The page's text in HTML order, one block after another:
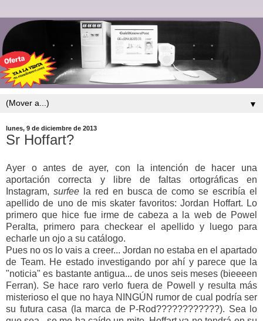
▼
lunes, 9 de diciembre de 2013
Sr Hoffart?
Ayer o antes de ayer, con la intención de hacer una
aportación correcta y libre de faltas ortográficas en
Instagram, surfee la red en busca de como se escribía el
apellido de uno de mis skater favoritos: Jordan Hoffart. Lo
primero que hice fue irme de cabeza a la web de Powel
Peralta, primero para checkear el apellido y luego para
echarle un ojo a su catálogo.
Pues no os lo vais a creer... Jordan no estaba en el apartado
de Team. He estado investigando por ahí y parece que la
"noticia" es bastante antigua... de unos seis meses (bieeeen
Ferran). Se hace raro verlo fuera de Powell y resulta más
misterioso el que no haya NINGÚN rumor de cual podría ser
su futura casa (la marca de P-Rod????????????). Sea lo